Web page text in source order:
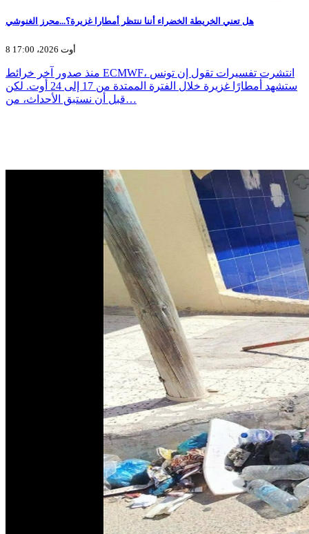
هل تعني الخريطة الخضراء أننا ننتظر أمطارا غزيرة؟...محرز الغنوشي
8 أوت 2026، 17:00
منذ صدور آخر خرائط ECMWF، انتشرت تفسيرات تقول إن تونس
ستشهد أمطارًا غزيرة خلال الفترة الممتدة من 17 إلى 24 أوت. لكن
قبل أن نستبق الأحداث، من…